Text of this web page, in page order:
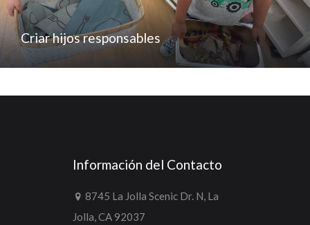
Criar hijos responsables
Información del Contacto
8745 La Jolla Scenic Dr. N, La
Jolla, CA 92037